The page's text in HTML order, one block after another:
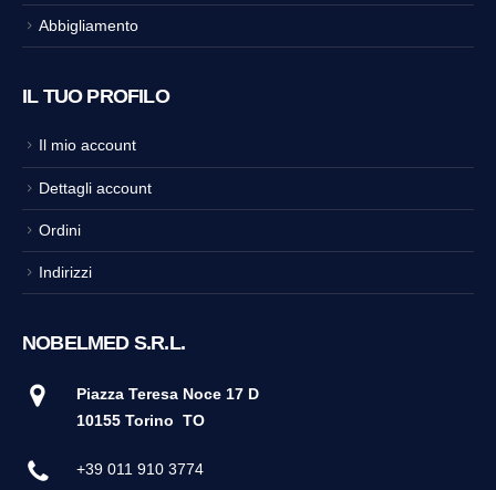
Abbigliamento
IL TUO PROFILO
Il mio account
Dettagli account
Ordini
Indirizzi
NOBELMED S.R.L.
Piazza Teresa Noce 17 D
10155 Torino TO
+39 011 910 3774